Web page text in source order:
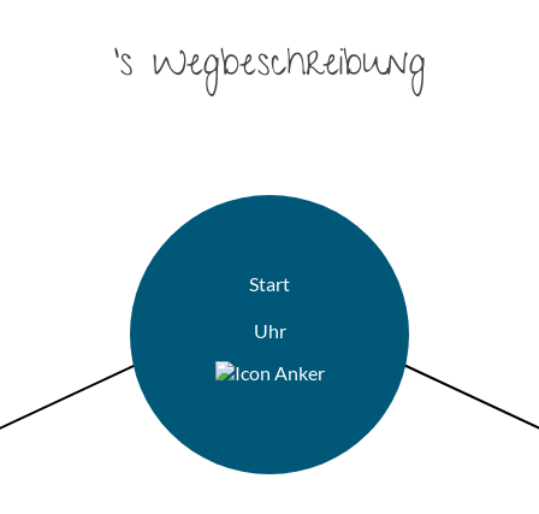
's Wegbeschreibung
Start
Uhr